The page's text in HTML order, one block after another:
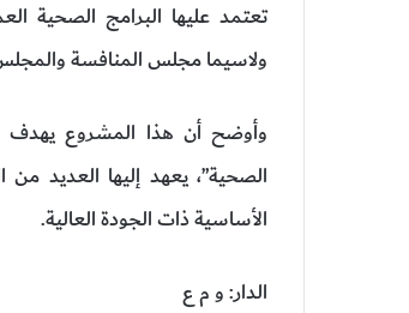
تعتمد عليها البرامج الصحية
ولاسيما مجلس المنافسة
وأوضح أن هذا المشروع يهدف
الصحية”، يعهد إليها العديد
الأساسية ذات الجودة العالية.
الدار: و م ع